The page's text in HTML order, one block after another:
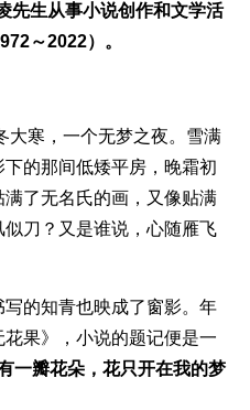
生从事小说创作和文学活
～2022）。
大寒，一个无梦之夜。雪满
的那间低矮平房，晚霜初
了无名氏的画，又像贴满
刀？又是谁说，心随雁飞
的知青也映成了窗影。年
果》，小说的题记便是一
一瓣花朵，花只开在我的梦